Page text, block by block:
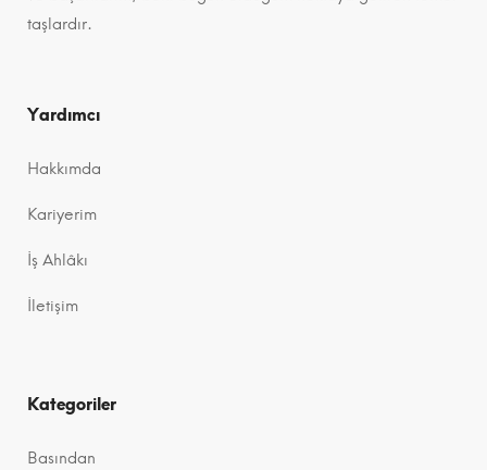
taşlardır.
Yardımcı
Hakkımda
Kariyerim
İş Ahlâkı
İletişim
Kategoriler
Basından